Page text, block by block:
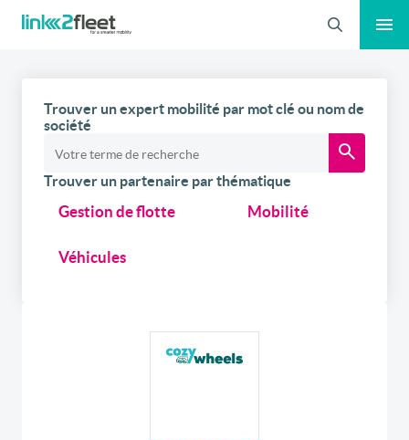
Recherche
Trouver un expert mobilité par mot clé ou nom de
société
Trouver un partenaire par thématique
Gestion de flotte Mobilité
Véhicules